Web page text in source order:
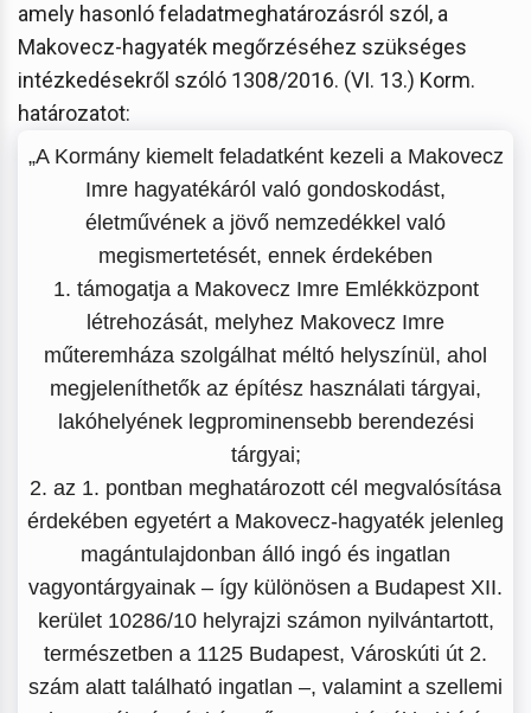
amely hasonló feladatmeghatározásról szól, a
Makovecz-hagyaték megőrzéséhez szükséges
intézkedésekről szóló 1308/2016. (VI. 13.) Korm.
határozatot:
„A Kormány kiemelt feladatként kezeli a Makovecz
Imre hagyatékáról való gondoskodást,
életművének a jövő nemzedékkel való
megismertetését, ennek érdekében
1. támogatja a Makovecz Imre Emlékközpont
létrehozását, melyhez Makovecz Imre
műteremháza szolgálhat méltó helyszínül, ahol
megjeleníthetők az építész használati tárgyai,
lakóhelyének legprominensebb berendezési
tárgyai;
2. az 1. pontban meghatározott cél megvalósítása
érdekében egyetért a Makovecz-hagyaték jelenleg
magántulajdonban álló ingó és ingatlan
vagyontárgyainak – így különösen a Budapest XII.
kerület 10286/10 helyrajzi számon nyilvántartott,
természetben a 1125 Budapest, Városkúti út 2.
szám alatt található ingatlan –, valamint a szellemi